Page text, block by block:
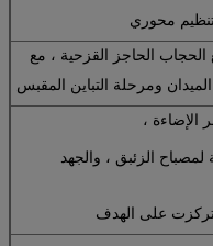
محوري
ومرحلة التباين المقبس
الزئبق ، والجهد